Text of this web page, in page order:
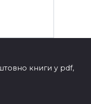
книги у pdf,